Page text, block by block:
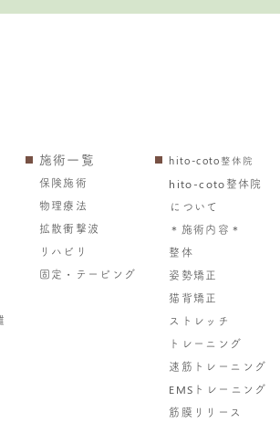
施術一覧
保険施術
物理療法
拡散衝撃波
リハビリ
固定・テーピング
hito-coto整体院
hito-coto整体院
について
＊施術内容＊
整体
姿勢矯正
猫背矯正
ストレッチ
トレーニング
速筋トレーニング
EMSトレーニング
筋膜リリース